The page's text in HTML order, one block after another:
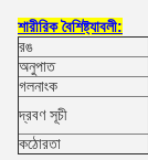
শারীরিক বৈশিষ্ট্যাবলী:
রঙ
অনুপাত
গলনাংক
দ্রবণ সূচী
কঠোরতা